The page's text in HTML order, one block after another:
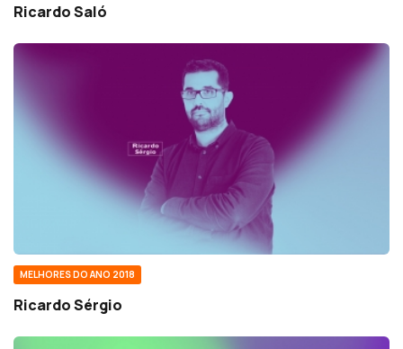
Ricardo Saló
MELHORES DO ANO 2018
Ricardo Sérgio